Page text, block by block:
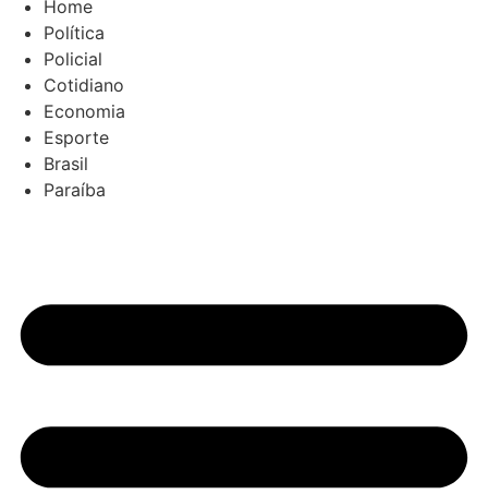
Home
Política
Policial
Cotidiano
Economia
Esporte
Brasil
Paraíba